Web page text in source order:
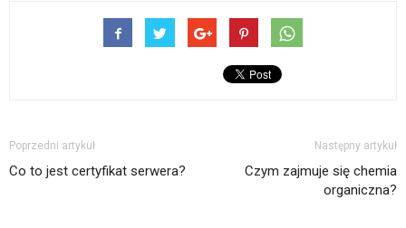
Poprzedni artykuł
Co to jest certyfikat serwera?
Następny artykuł
Czym zajmuje się chemia
organiczna?